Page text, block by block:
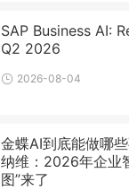
SAP Business AI:
Q2 2026
2026-08-04
金蝶AI到底能做哪
纳维：2026年企业
图”来了